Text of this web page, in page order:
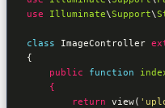
use
Illuminate\Support\
class ImageController
{
public
function
    {
return view(